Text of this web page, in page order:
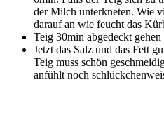
der Milch unterkneten. Wie
darauf an wie feucht das
Teig 30min abgedeckt gehen
Jetzt das Salz und das Fett
Teig muss schön
anfühlt noch